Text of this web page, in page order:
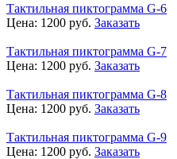
Тактильная пиктограмма G-6
Цена: 1200 руб. Заказать
Тактильная пиктограмма G-7
Цена: 1200 руб. Заказать
Тактильная пиктограмма G-8
Цена: 1200 руб. Заказать
Тактильная пиктограмма G-9
Цена: 1200 руб. Заказать